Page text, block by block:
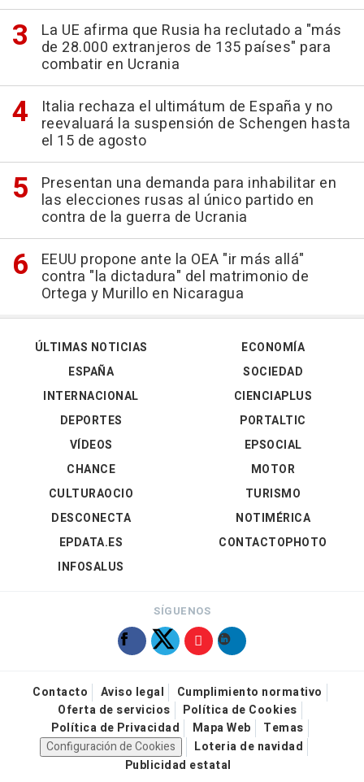
La UE afirma que Rusia ha reclutado a "más
de 28.000 extranjeros de 135 países" para
combatir en Ucrania
Italia rechaza el ultimátum de España y no
reevaluará la suspensión de Schengen hasta
el 15 de agosto
Presentan una demanda para inhabilitar en
las elecciones rusas al único partido en
contra de la guerra de Ucrania
EEUU propone ante la OEA "ir más allá"
contra "la dictadura" del matrimonio de
Ortega y Murillo en Nicaragua
ÚLTIMAS NOTICIAS
ESPAÑA
INTERNACIONAL
DEPORTES
VÍDEOS
ECONOMÍA
SOCIEDAD
CIENCIAPLUS
PORTALTIC
EPSOCIAL
CHANCE
CULTURAOCIO
DESCONECTA
EPDATA.ES
INFOSALUS
MOTOR
TURISMO
NOTIMÉRICA
CONTACTOPHOTO
SÍGUENOS
Contacto Aviso legal
Cumplimiento normativo
Oferta de servicios
Política de Cookies
Política de Privacidad
Mapa Web
Temas
Configuración de Cookies
Loteria de navidad
Publicidad estatal